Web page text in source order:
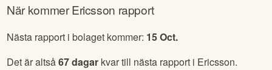
När kommerEricsson rapport
Nästa rapport i bolaget kommer: 15 Oct.
Det är altså67dagar kvar till nästa rapport i Ericsson.